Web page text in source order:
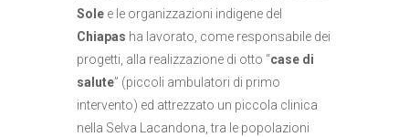
Sole e le organizzazioni indigene del
Chiapas ha lavorato, come responsabile dei
progetti, alla realizzazione di otto “case di
salute” (piccoli ambulatori di primo
intervento) ed attrezzato un piccola clinica
nella Selva Lacandona, tra le popolazioni